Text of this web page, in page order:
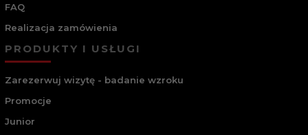
FAQ
Realizacja zamówienia
PRODUKTY I USŁUGI
Zarezerwuj wizytę - badanie wzroku
Promocje
Junior